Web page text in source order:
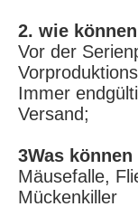
2. wie
Vor der
Immer
Versand;
3Was
Mäusefalle,
Mückenkiller